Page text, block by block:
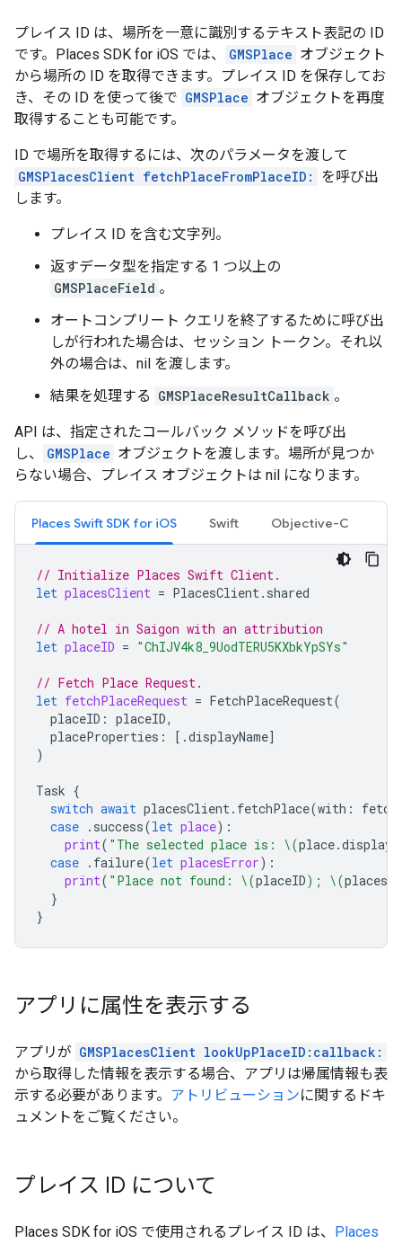
プレイス ID は、場所を一意に識別するテキスト表記の ID
です。Places SDK for iOS では、
GMSPlace オブジェクト
から場所の ID を取得できます。プレイス ID を保存してお
き、その ID を使って後で GMSPlace オブジェクトを再度
取得することも可能です。
ID で場所を取得するには、次のパラメータを渡して
GMSPlacesClient fetchPlaceFromPlaceID:
を呼び出
します。
プレイス ID を含む文字列。
返すデータ型を指定する 1 つ以上の
GMSPlaceField 。
オートコンプリート クエリを終了するために呼び出
しが行われた場合は、セッション トークン。それ以
外の場合は、nil を渡します。
結果を処理する GMSPlaceResultCallback 。
API は、指定されたコールバック メソッドを呼び出
し、
GMSPlace オブジェクトを渡します。場所が見つか
らない場合、プレイス オブジェクトは nil になります。
Places Swift SDK for iOS Swift Objective-C
// Initialize Places Swift Client.
let placesClient = PlacesClient. shared
// A hotel in Saigon with an attribution
let placeID = "ChIJV4k8_9UodTERU5KXbkYpSYs"
// Fetch Place Request.
let fetchPlaceRequest = FetchPlaceRequest(
placeID : placeID,
placeProperties : [.displayName]
)
Task {
switch await placesClient. fetchPlace(with :
case . success(let place):
print( "The selected place is: \(place.
case . failure(let placesError):
print( "Place not found: \(placeID) ; \(
}
}
アプリに属性を表示する
アプリが GMSPlacesClient lookUpPlaceID:callback:
から取得した情報を表示する場合、アプリは帰属情報も表
示する必要があります。 アトリビューションに関するドキ
ュメントをご覧ください。
プレイス ID について
Places SDK for iOS で使用されるプレイス ID は、 Places